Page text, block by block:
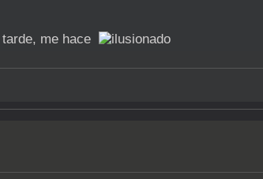
me hace